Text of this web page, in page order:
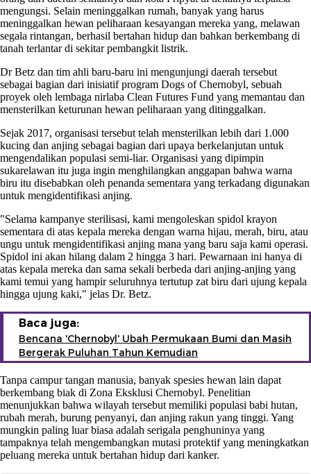
mengungsi. Selain meninggalkan rumah, banyak yang harus
meninggalkan hewan peliharaan kesayangan mereka yang, melawan
segala rintangan, berhasil bertahan hidup dan bahkan berkembang di
tanah terlantar di sekitar pembangkit listrik.
Dr Betz dan tim ahli baru-baru ini mengunjungi daerah tersebut
sebagai bagian dari inisiatif program Dogs of Chernobyl, sebuah
proyek oleh lembaga nirlaba Clean Futures Fund yang memantau dan
mensterilkan keturunan hewan peliharaan yang ditinggalkan.
Sejak 2017, organisasi tersebut telah mensterilkan lebih dari 1.000
kucing dan anjing sebagai bagian dari upaya berkelanjutan untuk
mengendalikan populasi semi-liar. Organisasi yang dipimpin
sukarelawan itu juga ingin menghilangkan anggapan bahwa warna
biru itu disebabkan oleh penanda sementara yang terkadang digunakan
untuk mengidentifikasi anjing.
"Selama kampanye sterilisasi, kami mengoleskan spidol krayon
sementara di atas kepala mereka dengan warna hijau, merah, biru, atau
ungu untuk mengidentifikasi anjing mana yang baru saja kami operasi.
Spidol ini akan hilang dalam 2 hingga 3 hari. Pewarnaan ini hanya di
atas kepala mereka dan sama sekali berbeda dari anjing-anjing yang
kami temui yang hampir seluruhnya tertutup zat biru dari ujung kepala
hingga ujung kaki," jelas Dr. Betz.
Baca juga:
Bencana 'Chernobyl' Ubah Permukaan Bumi dan Masih
Bergerak Puluhan Tahun Kemudian
Tanpa campur tangan manusia, banyak spesies hewan lain dapat
berkembang biak di Zona Eksklusi Chernobyl. Penelitian
menunjukkan bahwa wilayah tersebut memiliki populasi babi hutan,
rubah merah, burung penyanyi, dan anjing rakun yang tinggi. Yang
mungkin paling luar biasa adalah serigala penghuninya yang
tampaknya telah mengembangkan mutasi protektif yang meningkatkan
peluang mereka untuk bertahan hidup dari kanker.